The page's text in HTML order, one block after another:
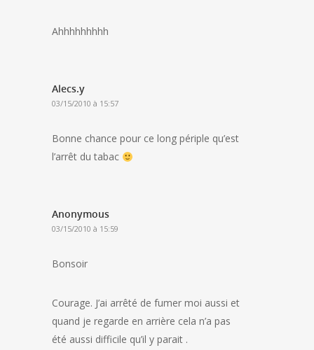
Ahhhhhhhhh
Alecs.y
03/15/2010 à 15:57
Bonne chance pour ce long périple qu’est
l’arrêt du tabac
Anonymous
03/15/2010 à 15:59
Bonsoir
Courage. J’ai arrêté de fumer moi aussi et
quand je regarde en arrière cela n’a pas
été aussi difficile qu’il y parait .